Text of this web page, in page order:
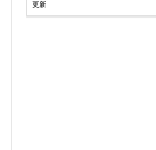
更新